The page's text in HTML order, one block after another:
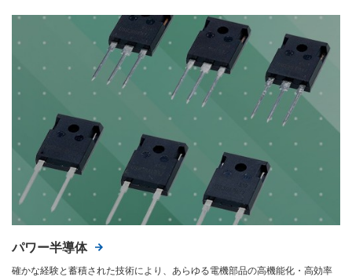
パワー半導体
確かな経験と蓄積された技術により、あらゆる電機部品の高機能化・高効率